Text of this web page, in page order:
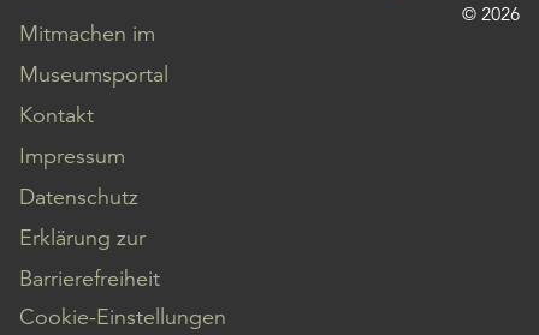
Mitmachen im
Museumsportal
Kontakt
Impressum
Datenschutz
Erklärung zur
Barrierefreiheit
Cookie-Einstellungen
© 2026